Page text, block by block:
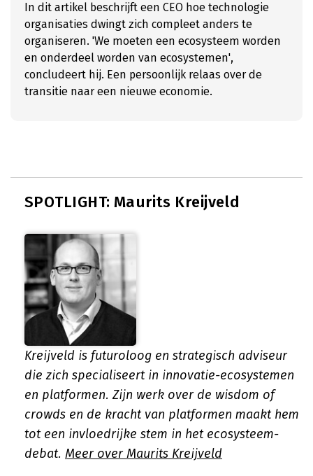
In dit artikel beschrijft een CEO hoe technologie
organisaties dwingt zich compleet anders te
organiseren. 'We moeten een ecosysteem worden
en onderdeel worden van ecosystemen',
concludeert hij. Een persoonlijk relaas over de
transitie naar een nieuwe economie.
SPOTLIGHT: Maurits Kreijveld
Kreijveld is futuroloog en strategisch adviseur
die zich specialiseert in innovatie-ecosystemen
en platformen. Zijn werk over de wisdom of
crowds en de kracht van platformen maakt hem
tot een invloedrijke stem in het ecosysteem-
debat. Meer over Maurits Kreijveld